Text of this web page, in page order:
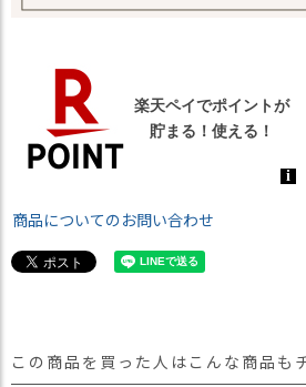
商品についてのお問い合わせ
この商品を買った人はこんな商品も